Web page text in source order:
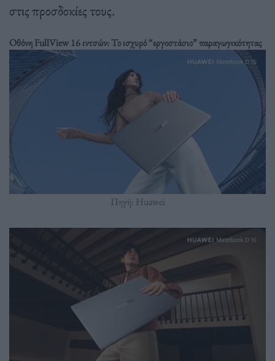
στις προσδοκίες τους.
Οθόνη FullView 16 ιντσών: Το ισχυρό “εργοστάσιο” παραγωγικότητας
Πηγή: Huawei